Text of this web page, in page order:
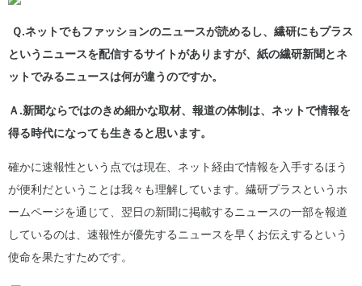
Ｑ.ネットでもファッションのニュースが読めるし、繊研にもプラス
というニュースを配信するサイトがありますが、紙の繊研新聞とネ
ットでみるニュースは何が違うのですか。
Ａ.新聞ならではのきめ細かな取材、報道の体制は、ネットで情報を
得る時代になっても生きると思います。
確かに速報性という点では現在、ネット経由で情報を入手するほう
が便利だということは我々も理解しています。繊研プラスというホ
ームページを通じて、翌日の新聞に掲載するニュースの一部を報道
しているのは、速報性が優先するニュースを早くお伝えするという
使命を果たすためです。